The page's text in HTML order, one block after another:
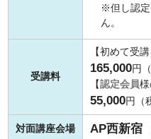
※但し認定
ん。
受講料
【初めて受
165,000円
【認定会員様
55,000円（
対面講座会場 AP西新宿